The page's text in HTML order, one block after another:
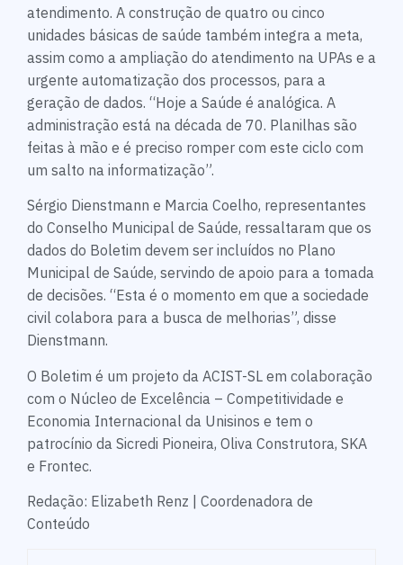
atendimento. A construção de quatro ou cinco
unidades básicas de saúde também integra a meta,
assim como a ampliação do atendimento na UPAs e a
urgente automatização dos processos, para a
geração de dados. “Hoje a Saúde é analógica. A
administração está na década de 70. Planilhas são
feitas à mão e é preciso romper com este ciclo com
um salto na informatização”.
Sérgio Dienstmann e Marcia Coelho, representantes
do Conselho Municipal de Saúde, ressaltaram que os
dados do Boletim devem ser incluídos no Plano
Municipal de Saúde, servindo de apoio para a tomada
de decisões. “Esta é o momento em que a sociedade
civil colabora para a busca de melhorias”, disse
Dienstmann.
O Boletim é um projeto da ACIST-SL em colaboração
com o Núcleo de Excelência – Competitividade e
Economia Internacional da Unisinos e tem o
patrocínio da Sicredi Pioneira, Oliva Construtora, SKA
e Frontec.
Redação: Elizabeth Renz | Coordenadora de
Conteúdo